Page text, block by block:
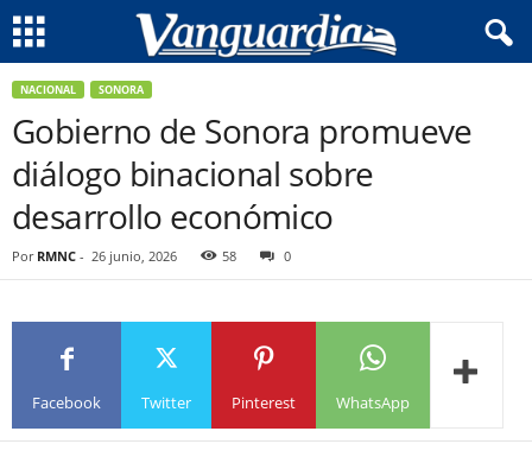
NACIONAL SONORA
Gobierno de Sonora promueve
diálogo binacional sobre
desarrollo económico
Por RMNC - 26 junio, 2026 58 0
Facebook Twitter Pinterest WhatsApp